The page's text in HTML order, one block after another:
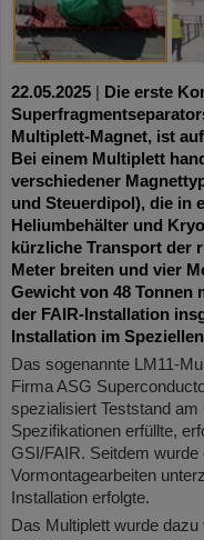
22.05.2025
Die erste
Multiplett-Magnet, ist
Bei einem Multiplett
verschiedener
und Steuerdipol), die in
Heliumbehälter und
kürzliche Transport der
Meter breiten und vier
Gewicht von 48 Tonnen
der FAIR-Installation
Installation im
Das sogenannte LM11-
Firma ASG
spezialisiert Teststand
Spezifikationen erfüllte,
GSI/FAIR. Seitdem wurde
Vormontagearbeiten
Installation erfolgte.
Das Multiplett wurde